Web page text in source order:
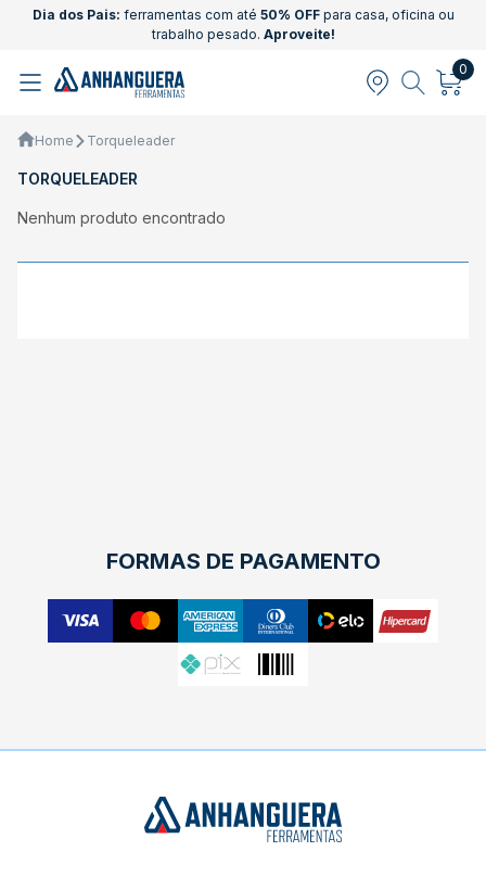
Dia dos Pais: ferramentas com até 50% OFFpara casa, oficina ou
trabalho pesado. Aproveite!
0
Home Torqueleader
TORQUELEADER
Nenhum produto encontrado
FORMAS DE PAGAMENTO